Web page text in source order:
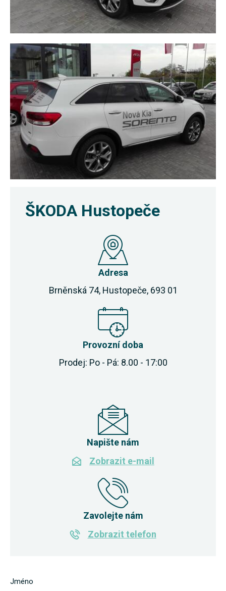
ŠKODA Hustopeče
Adresa
Brněnská 74, Hustopeče, 693 01
Provozní doba
Prodej: Po - Pá: 8.00 - 17:00
Napište nám
Zobrazit e-mail
Zavolejte nám
Zobrazit telefon
Jméno